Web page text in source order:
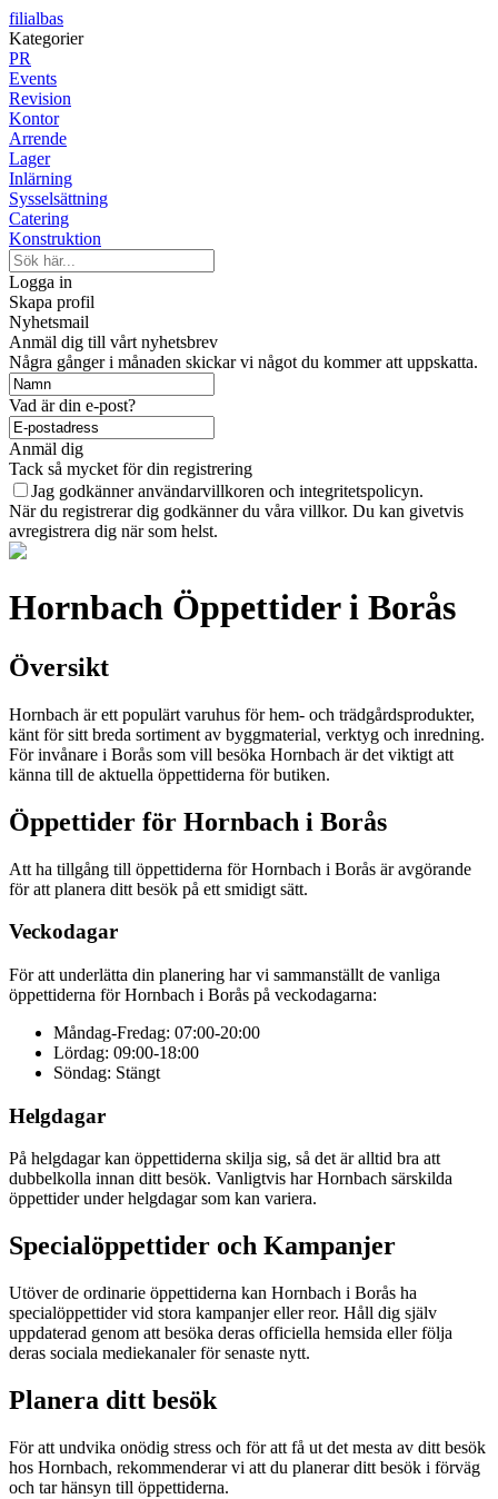
filialbas
Kategorier
PR
Events
Revision
Kontor
Arrende
Lager
Inlärning
Sysselsättning
Catering
Konstruktion
Logga in
Skapa profil
Nyhetsmail
Anmäl dig till vårt nyhetsbrev
Några gånger i månaden skickar vi något du kommer att uppskatta.
Vad är din e-post?
Anmäl dig
Tack så mycket för din registrering
Jag godkänner användarvillkoren och integritetspolicyn.
När du registrerar dig godkänner du våra villkor. Du kan givetvis
avregistrera dig när som helst.
Hornbach Öppettider i Borås
Översikt
Hornbach är ett populärt varuhus för hem- och trädgårdsprodukter,
känt för sitt breda sortiment av byggmaterial, verktyg och inredning.
För invånare i Borås som vill besöka Hornbach är det viktigt att
känna till de aktuella öppettiderna för butiken.
Öppettider för Hornbach i Borås
Att ha tillgång till öppettiderna för Hornbach i Borås är avgörande
för att planera ditt besök på ett smidigt sätt.
Veckodagar
För att underlätta din planering har vi sammanställt de vanliga
öppettiderna för Hornbach i Borås på veckodagarna:
Måndag-Fredag: 07:00-20:00
Lördag: 09:00-18:00
Söndag: Stängt
Helgdagar
På helgdagar kan öppettiderna skilja sig, så det är alltid bra att
dubbelkolla innan ditt besök. Vanligtvis har Hornbach särskilda
öppettider under helgdagar som kan variera.
Specialöppettider och Kampanjer
Utöver de ordinarie öppettiderna kan Hornbach i Borås ha
specialöppettider vid stora kampanjer eller reor. Håll dig själv
uppdaterad genom att besöka deras officiella hemsida eller följa
deras sociala mediekanaler för senaste nytt.
Planera ditt besök
För att undvika onödig stress och för att få ut det mesta av ditt besök
hos Hornbach, rekommenderar vi att du planerar ditt besök i förväg
och tar hänsyn till öppettiderna.